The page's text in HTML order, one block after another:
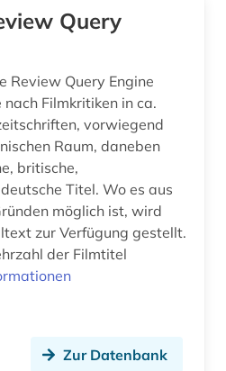
Query
Review Query Engine
Filmkritiken in ca.
vorwiegend
Raum, daneben
britische,
Titel. Wo es aus
möglich ist, wird
zur Verfügung gestellt.
der Filmtitel
Zur Datenbank